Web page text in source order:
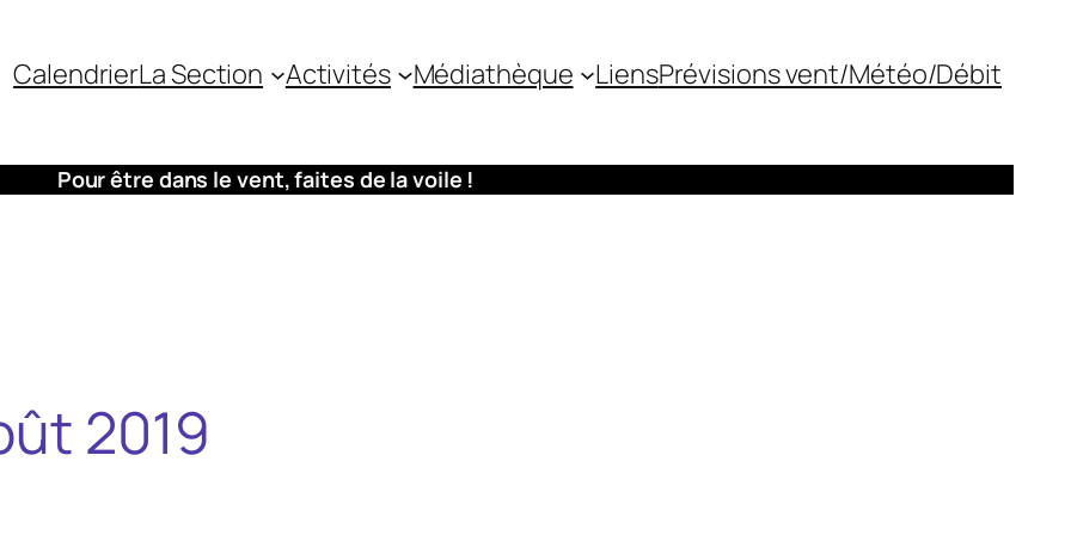
CalendrierLa Section Activités Médiathèque LiensPrévisions vent/Météo/Débit
Pour être dans le vent, faites de la voile !
2019